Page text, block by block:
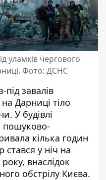
уламків чергового
Фото: ДСНС
під завалів
Дарниці тіло
У будівлі
пошуково-
кілька годин
стався у ніч на
внаслідок
обстрілу Києва.